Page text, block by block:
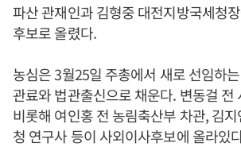
파산 관재인과 김형중 대전지방국세청
후보로 올렸다.
농심은 3월25일 주총에서 새로 선임하
관료와 법관출신으로 채운다. 변동걸 전
비롯해 여인홍 전 농림축산부 차관, 김
청 연구사 등이 사외이사후보에 올라있